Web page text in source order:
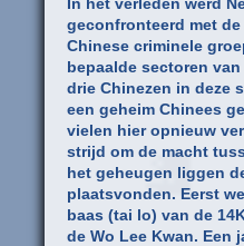
geconfronteerd met
Chinese criminele
bepaalde sectoren
drie Chinezen in deze
een geheim Chinees
vielen hier opnieuw
strijd om de macht
het geheugen liggen
plaatsvonden. Eerst
baas (tai lo) van de
de Wo Lee Kwan. Een